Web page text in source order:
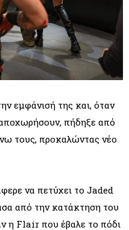
εμφάνισή της και, όταν
πήδηξε από
τους, προκαλώντας νέο
να πετύχει το Jaded
από την κατάκτηση του
η Flair που έβαλε το πόδι